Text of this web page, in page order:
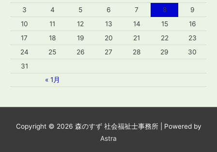
« 1月
3
4 5 6 7 8
9
10
11 12 13 14 15
16
17
18 19 20 21 22
23
24
25 26 27 28 29
30
31
Copyright © 2026 森のすず 社会福祉士事務所| Powered by
Astra